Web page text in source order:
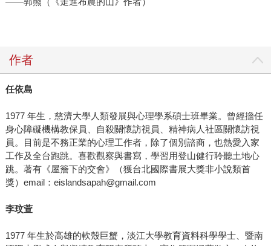
作者
任依島
1977 年生，慈濟大學人類發展與心理學系碩士班畢業。曾經擔任
身心障礙機構教保員、自殺關懷訪視員、精神病人社區關懷訪視
員。目前是不務正業的心理工作者，除了個別諮商，也熱愛入家
工作及全台跑跳。喜歡觀察與書寫，學習用登山健行聆聽土地心
跳。著有《屋簷下的交會》（獲台北國際書展大獎非小說類首
獎）email：eislandsapah@gmail.com
李玟萱
1977 年生於高雄的軟殼巨蟹，淡江大學教育資料科學學士、暨南